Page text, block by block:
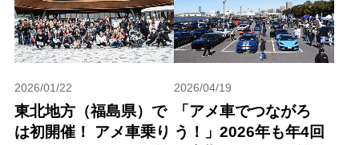
2026/01/22
東北地方（福島県）で
は初開催！ アメ車乗り
2026/04/19
「アメ車でつながろ
う！」2026年も年4回